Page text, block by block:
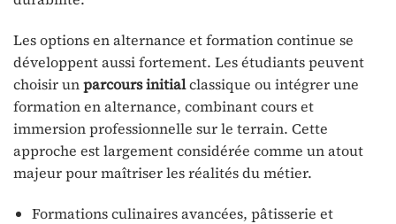
Les options en alternance et formation continue se
développent aussi fortement. Les étudiants peuvent
choisir unparcours initialclassique ou intégrer une
formation en alternance, combinant cours et
immersion professionnelle sur le terrain. Cette
approche est largement considérée comme un atout
majeur pour maîtriser les réalités du métier.
Formations culinaires avancées, pâtisserie et